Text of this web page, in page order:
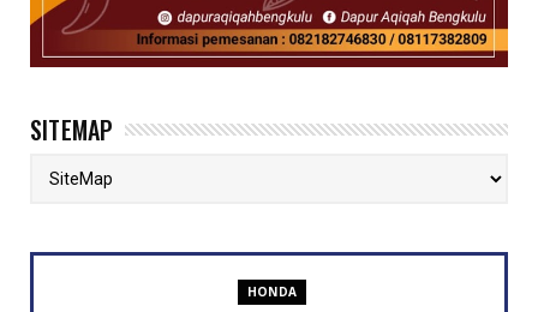
SITEMAP
HONDA